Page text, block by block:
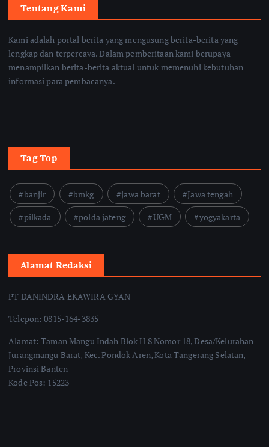
Tentang Kami
Kami adalah portal berita yang mengusung berita-berita yang
lengkap dan terpercaya. Dalam pemberitaan kami berupaya
menampilkan berita-berita aktual untuk memenuhi kebutuhan
informasi para pembacanya.
Tag Top
banjir bmkg jawa barat
Jawa tengah
pilkada
polda jateng UGM yogyakarta
Alamat Redaksi
PT DANINDRA EKAWIRA GYAN
Telepon: 0815-164-3835
Alamat: Taman Mangu Indah Blok H 8 Nomor 18, Desa/Kelurahan
Jurangmangu Barat, Kec. Pondok Aren, Kota Tangerang Selatan,
Provinsi Banten
Kode Pos: 15223